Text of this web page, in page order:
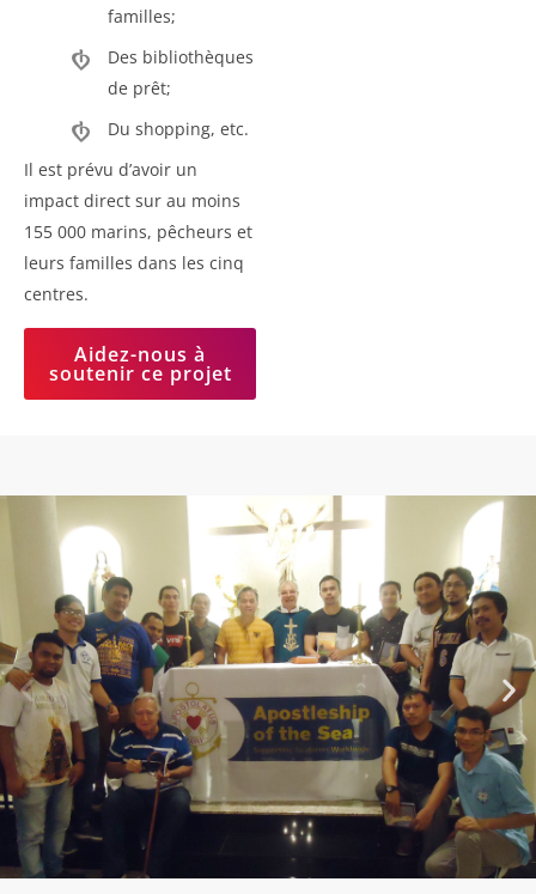
familles;
Des bibliothèques
de prêt;
Du shopping, etc.
Il est prévu d’avoir un
impact direct sur au moins
155 000 marins, pêcheurs et
leurs familles dans les cinq
centres.
Aidez-nous à
soutenir ce projet